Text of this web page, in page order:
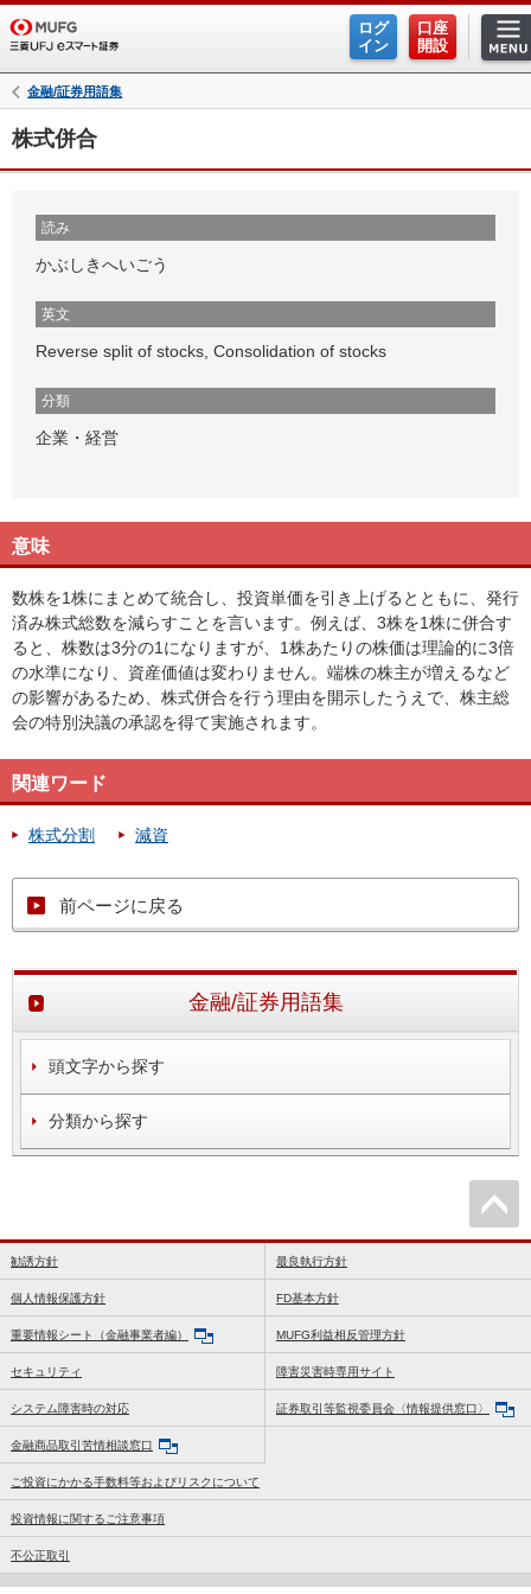
ログ
イン
口座
開設
金融/証券用語集
株式併合
読み
かぶしきへいごう
英文
Reverse split of stocks, Consolidation of stocks
分類
企業・経営
意味
数株を1株にまとめて統合し、投資単価を引き上げるとともに、発行
済み株式総数を減らすことを言います。例えば、3株を1株に併合す
ると、株数は3分の1になりますが、1株あたりの株価は理論的に3倍
の水準になり、資産価値は変わりません。端株の株主が増えるなど
の影響があるため、株式併合を行う理由を開示したうえで、株主総
会の特別決議の承認を得て実施されます。
関連ワード
株式分割 減資
前ページに戻る
金融/証券用語集
頭文字から探す
分類から探す
勧誘方針 最良執行方針
個人情報保護方針 FD基本方針
重要情報シート（金融事業者編） MUFG利益相反管理方針
セキュリティ 障害災害時専用サイト
システム障害時の対応 証券取引等監視委員会〈情報提供窓口〉
金融商品取引苦情相談窓口
ご投資にかかる手数料等およびリスクについて
投資情報に関するご注意事項
不公正取引